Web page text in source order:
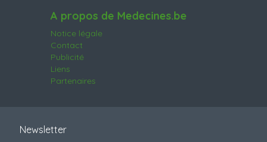
A propos de Medecines.be
Notice légale
Contact
Publicité
Liens
Partenaires
Newsletter